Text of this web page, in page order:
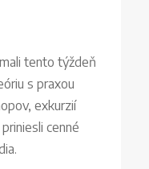
tento týždeň
s praxou
exkurzií
cenné